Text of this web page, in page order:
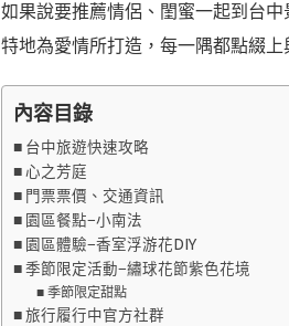
如果說要推薦情侶、閨蜜一起到台
特地為愛情所打造，每一隅都點綴
內容目錄
台中旅遊快速攻略
心之芳庭
門票票價、交通資訊
園區餐點−小南法
園區體驗−香室浮游花DIY
季節限定活動−繡球花節紫色花境
季節限定甜點
旅行履行中官方社群